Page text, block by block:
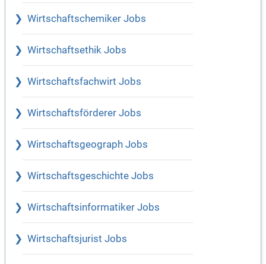
Wirtschaftschemiker Jobs
Wirtschaftsethik Jobs
Wirtschaftsfachwirt Jobs
Wirtschaftsförderer Jobs
Wirtschaftsgeograph Jobs
Wirtschaftsgeschichte Jobs
Wirtschaftsinformatiker Jobs
Wirtschaftsjurist Jobs